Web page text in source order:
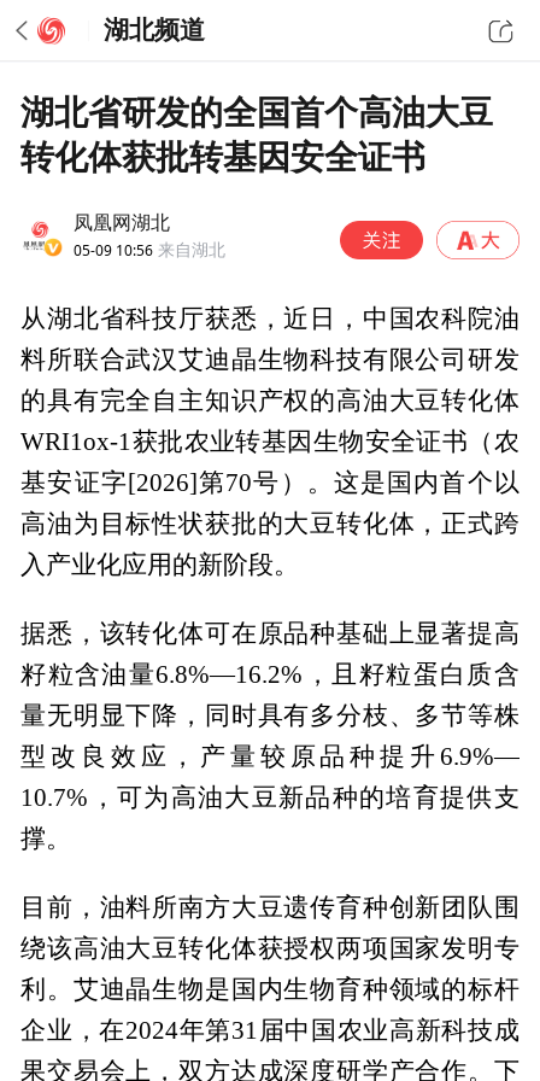
湖北频道
湖北省研发的全国首个高油大豆
转化体获批转基因安全证书
凤凰网湖北
05-09 10:56 来自湖北
从湖北省科技厅获悉，近日，中国农科院油
料所联合武汉艾迪晶生物科技有限公司研发
的具有完全自主知识产权的高油大豆转化体
WRI1ox-1获批农业转基因生物安全证书（农
基安证字[2026]第70号）。这是国内首个以
高油为目标性状获批的大豆转化体，正式跨
入产业化应用的新阶段。
据悉，该转化体可在原品种基础上显著提高
籽粒含油量6.8%—16.2%，且籽粒蛋白质含
量无明显下降，同时具有多分枝、多节等株
型改良效应，产量较原品种提升6.9%—
10.7%，可为高油大豆新品种的培育提供支
撑。
目前，油料所南方大豆遗传育种创新团队围
绕该高油大豆转化体获授权两项国家发明专
利。艾迪晶生物是国内生物育种领域的标杆
企业，在2024年第31届中国农业高新科技成
果交易会上，双方达成深度研学产合作。下